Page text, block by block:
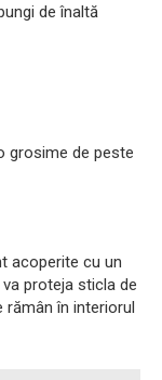
de înaltă
grosime de peste
acoperite cu un
proteja sticla de
rămân în interiorul